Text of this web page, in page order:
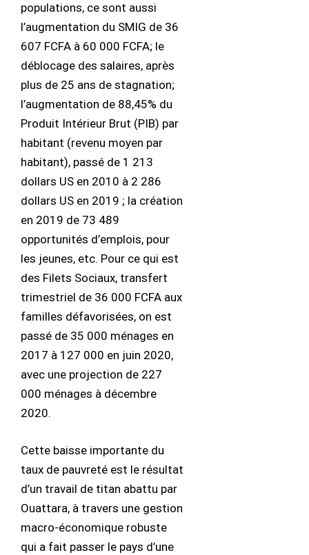
populations, ce sont aussi
l’augmentation du SMIG de 36
607 FCFA à 60 000 FCFA; le
déblocage des salaires, après
plus de 25 ans de stagnation;
l’augmentation de 88,45% du
Produit Intérieur Brut (PIB) par
habitant (revenu moyen par
habitant), passé de 1 213
dollars US en 2010 à 2 286
dollars US en 2019 ; la création
en 2019 de 73 489
opportunités d’emplois, pour
les jeunes, etc. Pour ce qui est
des Filets Sociaux, transfert
trimestriel de 36 000 FCFA aux
familles défavorisées, on est
passé de 35 000 ménages en
2017 à 127 000 en juin 2020,
avec une projection de 227
000 ménages à décembre
2020.
Cette baisse importante du
taux de pauvreté est le résultat
d’un travail de titan abattu par
Ouattara, à travers une gestion
macro-économique robuste
qui a fait passer le pays d’une